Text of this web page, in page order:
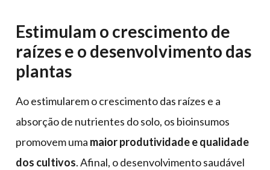
Estimulam o crescimento de
raízes e o desenvolvimento das
plantas
Ao estimularem o crescimento das raízes e a
absorção de nutrientes do solo, os bioinsumos
promovem uma maior produtividade e qualidade
dos cultivos. Afinal, o desenvolvimento saudável